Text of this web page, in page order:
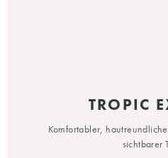
TROPIC
Komfortabler,
sichtbarer